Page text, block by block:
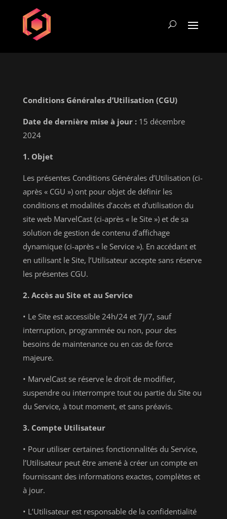
Conditions Générales d’Utilisation (CGU)
Date de dernière mise à jour :15 décembre
2024
1. Objet
Les présentes Conditions Générales d’Utilisation (ci-
après « CGU ») ont pour objet de définir les
conditions et modalités d’accès et d’utilisation du
site web MarvelCast (ci-après « le Site ») et de sa
solution de gestion de contenu d’affichage
dynamique (ci-après « le Service »). En accédant et
en utilisant le Site, l’Utilisateur accepte sans réserve
les présentes CGU.
2. Accès au Site et au Service
• Le Site est accessible 24h/24 et 7j/7, sauf
interruption, programmée ou non, pour des
besoins de maintenance ou en cas de force
majeure.
• MarvelCast se réserve le droit de modifier,
suspendre ou interrompre tout ou partie du Site ou
du Service, à tout moment, et sans préavis.
3. Compte Utilisateur
• Pour utiliser certaines fonctionnalités du Service,
l’Utilisateur peut être amené à créer un compte en
fournissant des informations exactes, complètes et
à jour.
• L’Utilisateur est responsable de la confidentialité